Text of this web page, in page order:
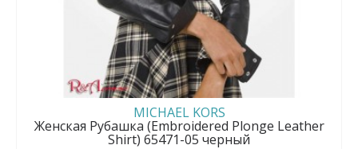
MICHAEL KORS
Женская Рубашка (Embroidered Plonge Leather
Shirt) 65471-05 черный